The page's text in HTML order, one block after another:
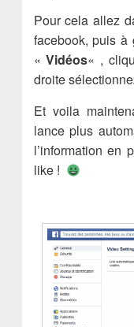
Pour cela allez
facebook, puis
«Vidéos« ,
droite
Et voila
lance plus
l’information en
like !